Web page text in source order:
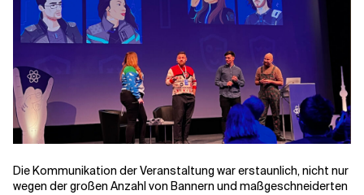
Die Kommunikation der Veranstaltung war erstaunlich, nicht nur
wegen der großen Anzahl von Bannern und maßgeschneiderten